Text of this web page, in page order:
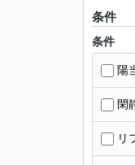
条件
条件
陽
閑
リ